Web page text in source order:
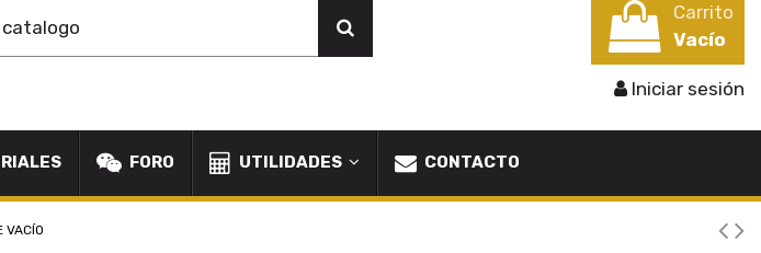
Carrito
Vacío
Iniciar sesión
FORO UTILIDADES CONTACTO
VACÍO